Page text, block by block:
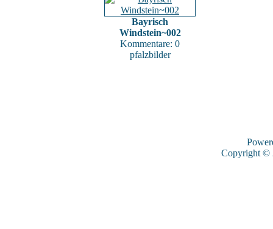
Bayrisch
Windstein~002
Kommentare: 0
pfalzbilder
Copyright ©